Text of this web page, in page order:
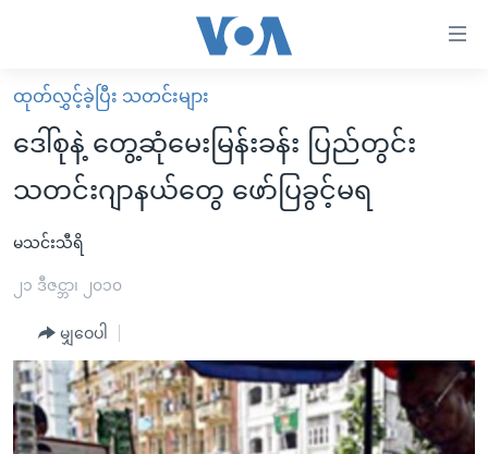
လွယ်ကူ
စေ
များ
ပင်မ
ကျော်
ကြည့်
ရန်
မူလစာမျက်နှာ
မြန်မာ
ကမ္ဘာ့သတင်းများ
နိုင်ငံတကာ
အစ္စရေး-ပါလက်စတိုင်း
ဗွီဒီယို
အင်္ဂလိပ်စာလေ့လာမယ်
အမေရိကန်သုံးအီဒီယံ
မကြေးမုံရဲ့ အင်္ဂလိပ်စာ
အပတ်စဉ်ကဏ္ဍများ
ရေဒီယို
ရေဒီယိုနှင့်ရုပ်သံ အချက်အလက်များ
ထုတ်လွှင့်ခဲ့ပြီး သတင်းများ
ဒေါ်စုနဲ့ တွေ့ဆုံမေးမြန်းခန်း ပြည်တွင်း
သတင်းဂျာနယ်တွေ ဖော်ပြခွင့်မရ
မသင်းသီရိ
၂၁ ဒီဇင္ဘာ၊ ၂၀၁၀
မျှဝေပါ